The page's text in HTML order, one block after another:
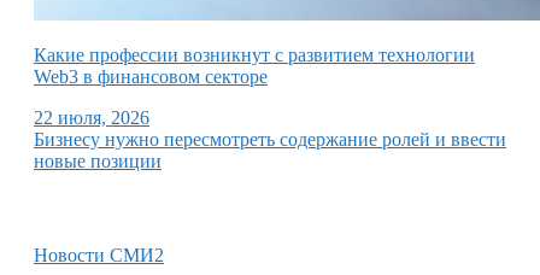
Какие профессии возникнут с развитием технологии
Web3 в финансовом секторе
22 июля, 2026
Бизнесу нужно пересмотреть содержание ролей и ввести
новые позиции
Новости СМИ2